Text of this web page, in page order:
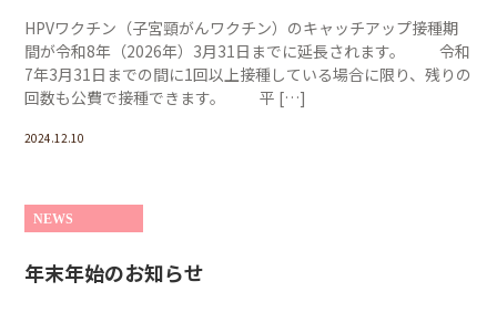
HPVワクチン（子宮頸がんワクチン）のキャッチアップ接種期
間が令和8年（2026年）3月31日までに延長されます。 令和
7年3月31日までの間に1回以上接種している場合に限り、残りの
回数も公費で接種できます。 平 […]
2024.12.10
NEWS
年末年始のお知らせ